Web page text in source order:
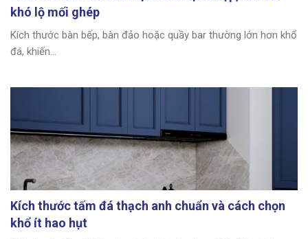
khó lộ mối ghép
Kích thước bàn bếp, bàn đảo hoặc quầy bar thường lớn hơn khổ
đá, khiến...
Kích thước tấm đá thạch anh chuẩn và cách chọn
khổ ít hao hụt